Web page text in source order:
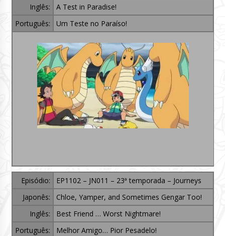
Inglês:
A Test in Paradise!
Português:
Um Teste no Paraíso!
Episódio:
EP1102 – JN011 – 23ª temporada – Journeys
Japonês:
Chloe, Yamper, and Sometimes Gengar Too!
Inglês:
Best Friend … Worst Nightmare!
Português:
Melhor Amigo… Pior Pesadelo!